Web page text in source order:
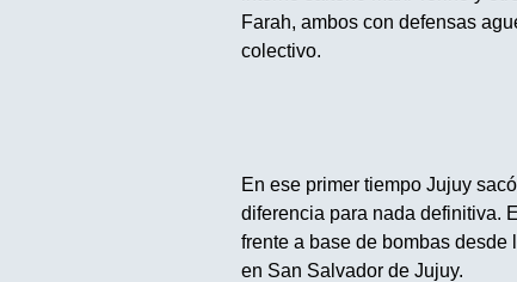
Farah, ambos con defensas
colectivo.
En ese primer tiempo Jujuy
diferencia para nada definitiva.
frente a base de bombas desde
en San Salvador de Jujuy.